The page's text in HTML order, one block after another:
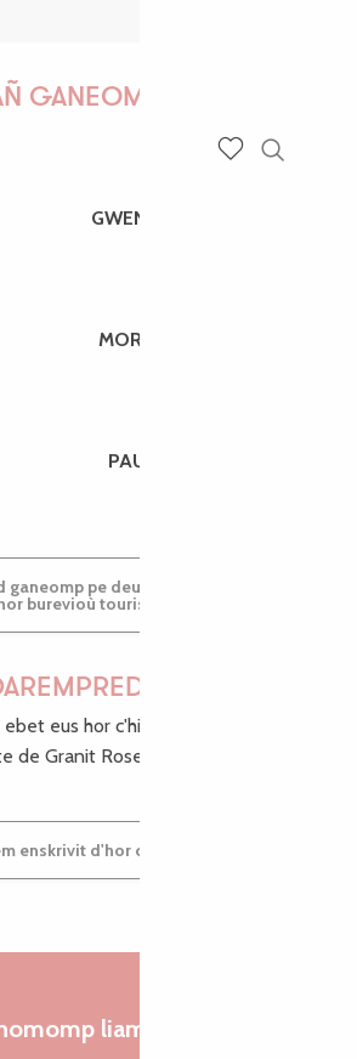
GANEOMP !
GWENAËLLE
MORGANE
PAULINE
burevioù touristerezh
!
eus hor c'hinnigoù mat ha keleier
de Granit Rose, enskrivit hoc'h anv
enskrivit d'hor c'heleier
liammet